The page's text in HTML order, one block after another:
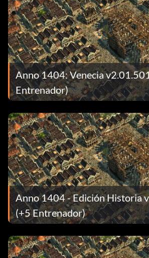
Anno 1404: Venecia
Entrenador)
Anno 1404 - Edición Historia
(+5 Entrenador)